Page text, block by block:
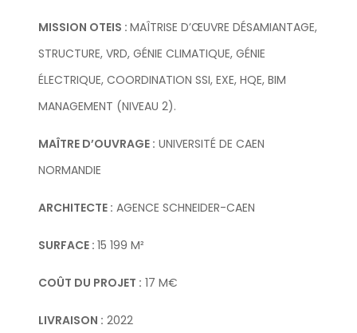
MISSION OTEIS : MAÎTRISE D’ŒUVRE DÉSAMIANTAGE,
STRUCTURE, VRD, GÉNIE CLIMATIQUE, GÉNIE
ÉLECTRIQUE, COORDINATION SSI, EXE, HQE, BIM
MANAGEMENT (NIVEAU 2).
MAÎTRE D’OUVRAGE : UNIVERSITÉ DE CAEN
NORMANDIE
ARCHITECTE : AGENCE SCHNEIDER-CAEN
SURFACE : 15 199 M²
COÛT DU PROJET : 17 M€
LIVRAISON : 2022